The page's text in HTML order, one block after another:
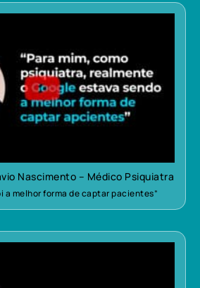
Nascimento – Médico Psiquiatra
a melhor forma de captar pacientes”